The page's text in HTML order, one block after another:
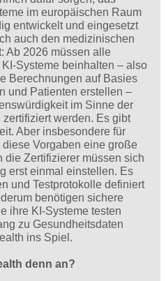
im europäischen Raum
entwickelt und eingesetzt
auch den medizinischen
Ab 2026 müssen alle
Systeme beinhalten – also
Berechnungen auf Basies
und Patienten erstellen –
im Sinne der
werden. Es gibt
Aber insbesondere für
Vorgaben eine große
die Zertifizierer müssen sich
erst einmal einstellen. Es
und Testprotokolle definiert
benötigen sichere
ihre KI-Systeme testen
zu Gesundheitsdaten
ins Spiel.
denn an?